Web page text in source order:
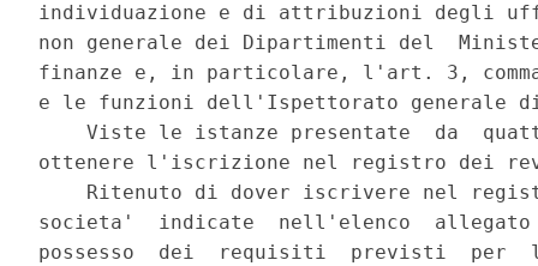
individuazione e di attribuzioni degli
non generale dei Dipartimenti del
finanze e, in particolare, l'art. 3,
e le funzioni dell'Ispettorato generale
Viste le istanze presentate  da
ottenere l'iscrizione nel registro dei
Ritenuto di dover iscrivere nel
societa'  indicate  nell'elenco
possesso  dei  requisiti  previsti  per